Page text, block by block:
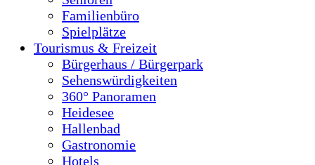
Familienbüro
Spielplätze
Tourismus & Freizeit
Bürgerhaus / Bürgerpark
Sehenswürdigkeiten
360° Panoramen
Heidesee
Hallenbad
Gastronomie
Hotels